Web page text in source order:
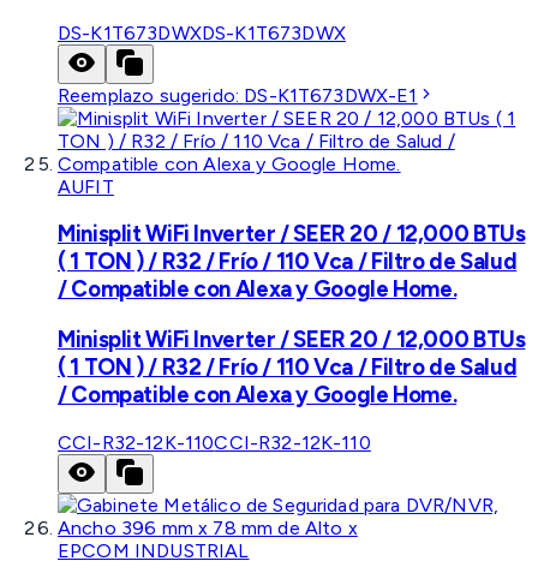
DS-K1T673DWXDS-K1T673DWX
Reemplazo sugerido: DS-K1T673DWX-E1
AUFIT
Minisplit WiFi Inverter / SEER 20 / 12,000 BTUs
( 1 TON ) / R32 / Frío / 110 Vca / Filtro de Salud
/ Compatible con Alexa y Google Home.
Minisplit WiFi Inverter / SEER 20 / 12,000 BTUs
( 1 TON ) / R32 / Frío / 110 Vca / Filtro de Salud
/ Compatible con Alexa y Google Home.
CCI-R32-12K-110CCI-R32-12K-110
EPCOM INDUSTRIAL